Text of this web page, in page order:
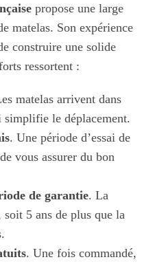
propose une large
matelas. Son expérience
construire une solide
ressortent :
matelas arrivent dans
simplifie le déplacement.
. Une période d’essai de
vous assurer du bon
de garantie. La
5 ans de plus que la
. Une fois commandé,